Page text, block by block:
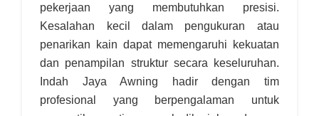
pekerjaan yang membutuhkan presisi.
Kesalahan kecil dalam pengukuran atau
penarikan kain dapat memengaruhi kekuatan
dan penampilan struktur secara keseluruhan.
Indah Jaya Awning hadir dengan tim
profesional yang berpengalaman untuk